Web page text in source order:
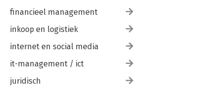
financieel management
inkoop en logistiek
internet en social media
it-management / ict
juridisch